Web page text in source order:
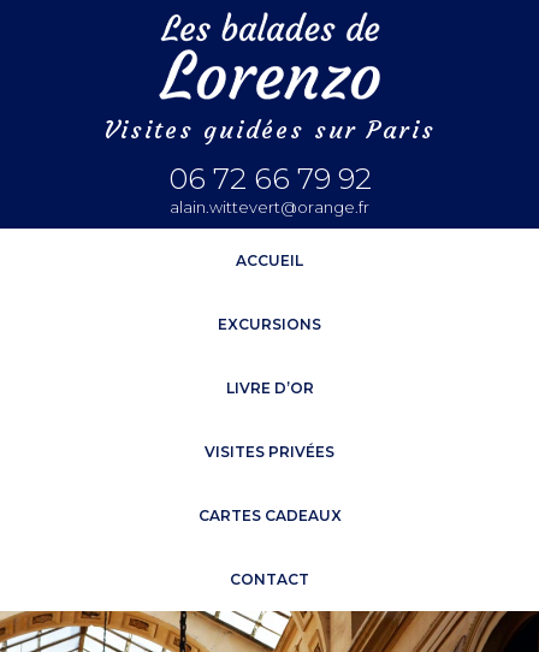
Visites guidées sur Paris
06 72 66 79 92
alain.wittevert@orange.fr
ACCUEIL
EXCURSIONS
LIVRE D’OR
VISITES PRIVÉES
CARTES CADEAUX
CONTACT